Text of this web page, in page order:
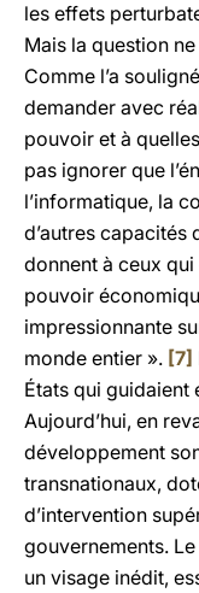
les effets
Mais la question
Comme l’a
demander avec
pouvoir et à
pas ignorer que
l’informatique, la
d’autres
donnent à ceux
pouvoir
impressionnante
monde entier ». [7]
États qui guidaient
Aujourd’hui, en
développement
transnationaux,
d’intervention
gouvernements.
un visage inédit,